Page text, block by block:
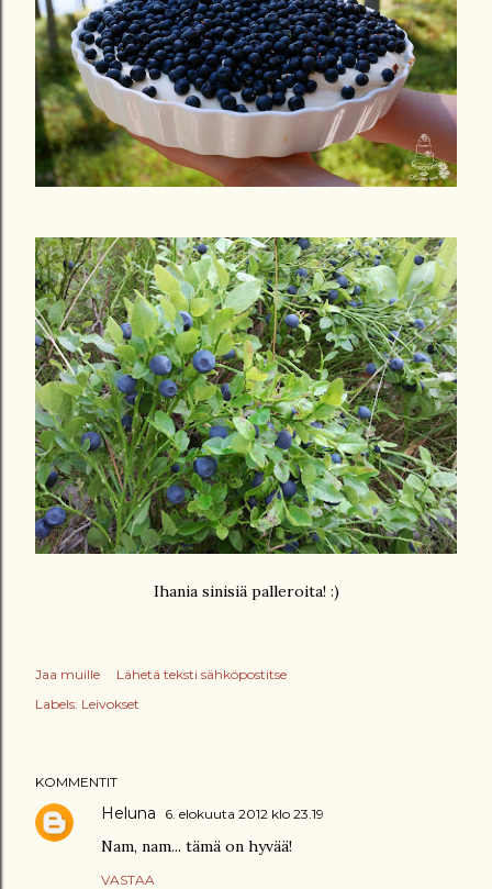
Ihania sinisiä palleroita! :)
Jaa muille
Lähetä teksti sähköpostitse
Labels: Leivokset
KOMMENTIT
Heluna 6. elokuuta 2012 klo 23.19
Nam, nam... tämä on hyvää!
VASTAA